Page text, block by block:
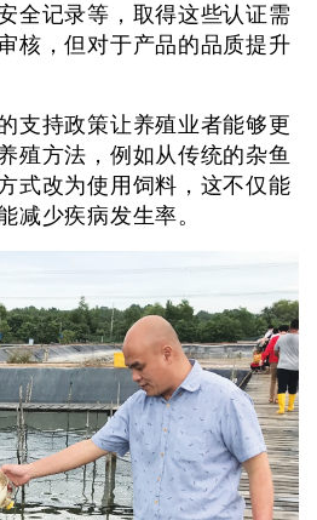
全记录等，取得这些认证需
核，但对于产品的品质提升
支持政策让养殖业者能够更
殖方法，例如从传统的杂鱼
式改为使用饲料，这不仅能
减少疾病发生率。